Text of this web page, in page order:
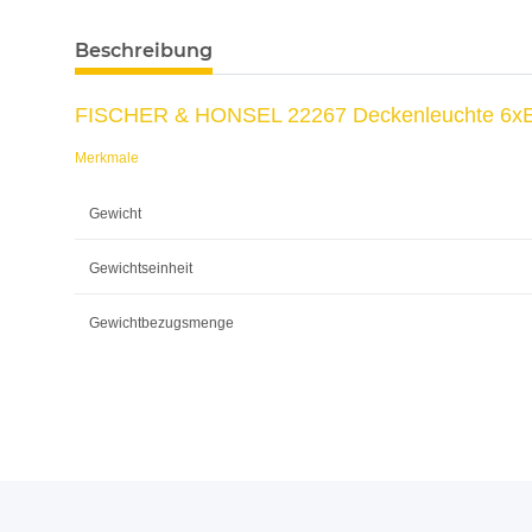
Beschreibung
FISCHER & HONSEL 22267 Deckenleuchte
Merkmale
Gewicht
Gewichtseinheit
Gewichtbezugsmenge